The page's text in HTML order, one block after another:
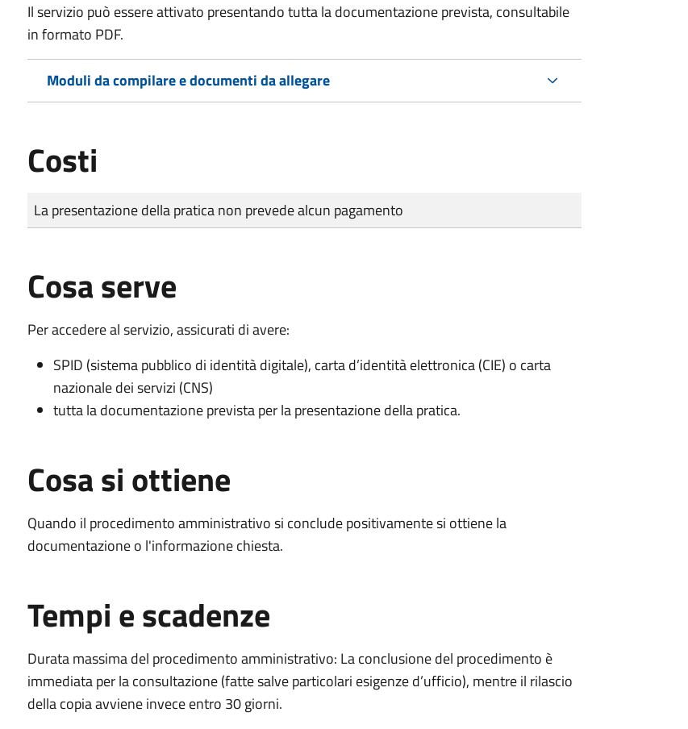
Il servizio può essere attivato presentando tutta la documentazione prevista, consultabile
in formato PDF.
Moduli da compilare e documenti da allegare
Costi
Tipo di pagamento
Importo
La presentazione della pratica non prevede alcun pagamento
Cosa serve
Per accedere al servizio, assicurati di avere:
SPID (sistema pubblico di identità digitale), carta d’identità elettronica (CIE) o carta
nazionale dei servizi (CNS)
tutta la documentazione prevista per la presentazione della pratica.
Cosa si ottiene
Quando il procedimento amministrativo si conclude positivamente si ottiene la
documentazione o l'informazione chiesta.
Tempi e scadenze
Durata massima del procedimento amministrativo: La conclusione del procedimento è
immediata per la consultazione (fatte salve particolari esigenze d’ufficio), mentre il rilascio
della copia avviene invece entro 30 giorni.